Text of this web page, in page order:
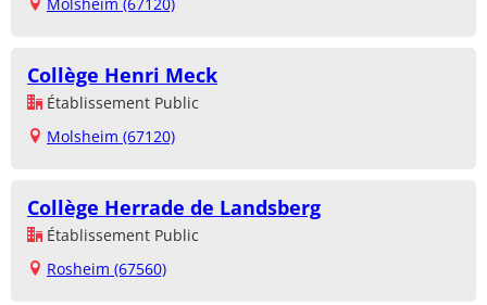
Collège Henri Meck
Établissement Public
Molsheim (67120)
Collège Herrade de Landsberg
Établissement Public
Rosheim (67560)